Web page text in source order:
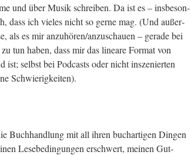
und über Musik schrei­ben. Da ist es – ins­be­son­
dass ich vie­les nicht so ger­ne mag. (Und außer­
als es mir anzuhören/anzuschauen – gera­de bei
tun haben, dass mir das linea­re For­mat von
selbst bei Pod­casts oder nicht insze­nier­ten
Schwierigkeiten).
Buch­hand­lung mit all ihren buch­ar­ti­gen Din­gen
Lese­be­din­gun­gen erschwert, mei­nen Gut­